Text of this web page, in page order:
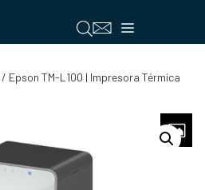
Menú
/ Epson TM-L100 | Impresora Térmica